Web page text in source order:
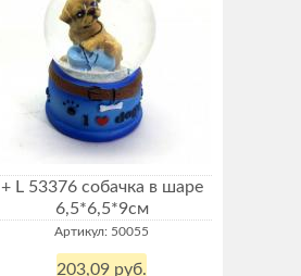
+ L 53376 собачка в шаре
6,5*6,5*9см
Артикул: 50055
203,09 руб.